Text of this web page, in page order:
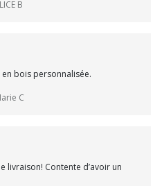
B
bois personnalisée.
C
livraison! Contente d’avoir un